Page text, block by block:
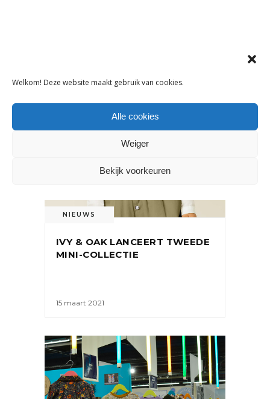
Welkom! Deze website maakt gebruik van cookies.
Alle cookies
Weiger
Bekijk voorkeuren
NIEUWS
IVY & OAK LANCEERT TWEEDE
MINI-COLLECTIE
15 maart 2021